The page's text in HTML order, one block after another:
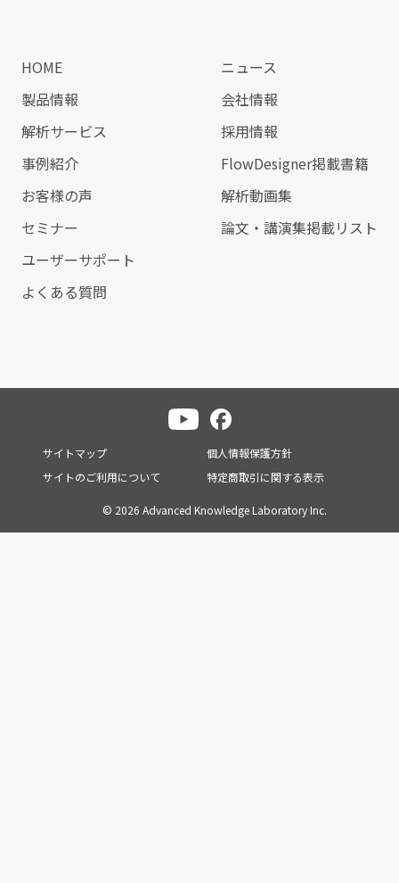
HOME
製品情報
解析サービス
事例紹介
お客様の声
セミナー
ユーザーサポート
よくある質問
ニュース
会社情報
採用情報
FlowDesigner掲載書籍
解析動画集
論文・講演集掲載リスト
サイトマップ
個人情報保護方針
サイトのご利用について
特定商取引に関する表示
© 2026 Advanced Knowledge Laboratory Inc.